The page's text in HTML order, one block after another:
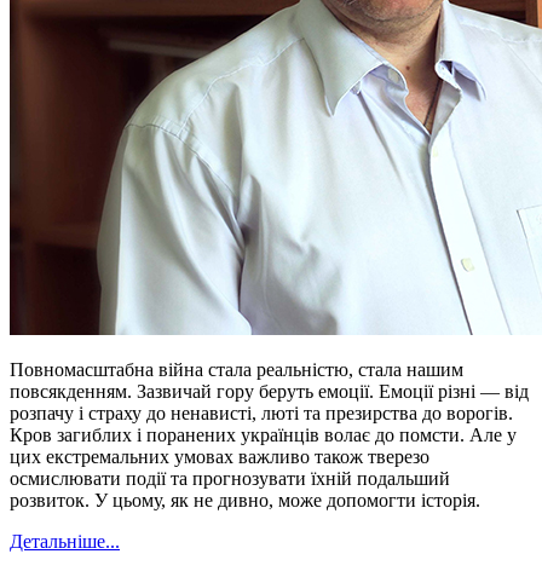
Повномасштабна війна стала реальністю, стала нашим
повсякденням. Зазвичай гору беруть емоції. Емоції різні — від
розпачу і страху до ненависті, люті та презирства до ворогів.
Кров загиблих і поранених українців волає до помсти. Але у
цих екстремальних умовах важливо також тверезо
осмислювати події та прогнозувати їхній подальший
розвиток. У цьому, як не дивно, може допомогти історія.
Детальніше...